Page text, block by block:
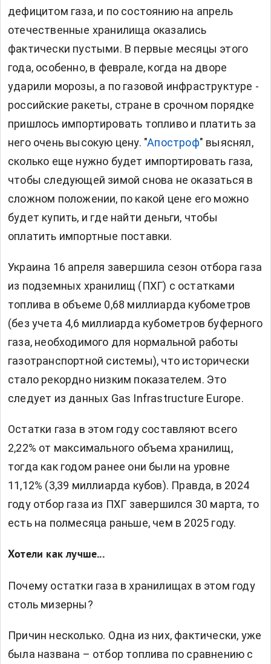
дефицитом газа, и по состоянию на апрель
отечественные хранилища оказались
фактически пустыми. В первые месяцы этого
года, особенно, в феврале, когда на дворе
ударили морозы, а по газовой инфраструктуре -
российские ракеты, стране в срочном порядке
пришлось импортировать топливо и платить за
него очень высокую цену. "Апостроф" выяснял,
сколько еще нужно будет импортировать газа,
чтобы следующей зимой снова не оказаться в
сложном положении, по какой цене его можно
будет купить, и где найти деньги, чтобы
оплатить импортные поставки.
Украина 16 апреля завершила сезон отбора газа
из подземных хранилищ (ПХГ) с остатками
топлива в объеме 0,68 миллиарда кубометров
(без учета 4,6 миллиарда кубометров буферного
газа, необходимого для нормальной работы
газотранспортной системы), что исторически
стало рекордно низким показателем. Это
следует из данных Gas Infrastructure Europe.
Остатки газа в этом году составляют всего
2,22% от максимального объема хранилищ,
тогда как годом ранее они были на уровне
11,12% (3,39 миллиарда кубов). Правда, в 2024
году отбор газа из ПХГ завершился 30 марта, то
есть на полмесяца раньше, чем в 2025 году.
Хотели как лучше...
Почему остатки газа в хранилищах в этом году
столь мизерны?
Причин несколько. Одна из них, фактически, уже
была названа – отбор топлива по сравнению с